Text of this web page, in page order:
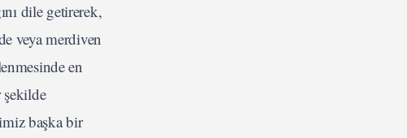
dile getirerek,
veya merdiven
en
başka bir